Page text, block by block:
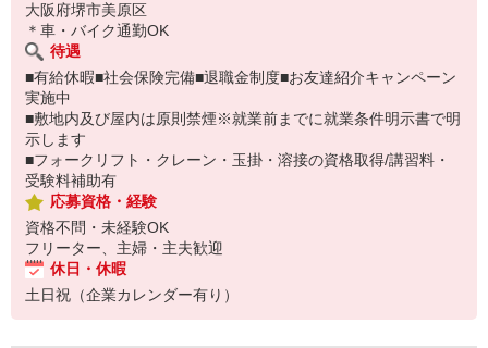
大阪府堺市美原区
＊車・バイク通勤OK
待遇
■有給休暇■社会保険完備■退職金制度■お友達紹介キャンペーン
実施中
■敷地内及び屋内は原則禁煙※就業前までに就業条件明示書で明
示します
■フォークリフト・クレーン・玉掛・溶接の資格取得/講習料・
受験料補助有
応募資格・経験
資格不問・未経験OK
フリーター、主婦・主夫歓迎
休日・休暇
土日祝（企業カレンダー有り）